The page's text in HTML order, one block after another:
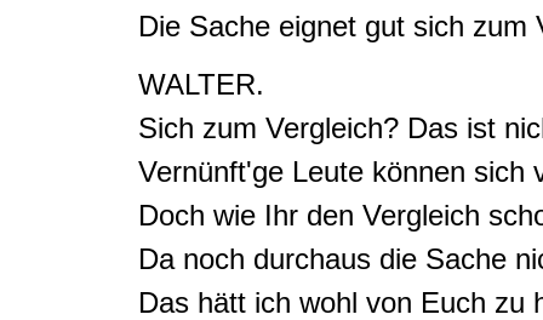
Die Sache eignet gut sich zum
WALTER.
Sich zum Vergleich? Das ist
Vernünft'ge Leute können sich
Doch wie Ihr den Vergleich
Da noch durchaus die Sache
Das hätt ich wohl von Euch zu